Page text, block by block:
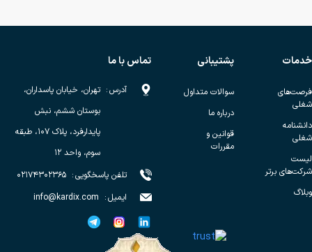
خدمات
فرصت‌های
شغلی
دانشنامه
شغلی
لیست
شرکت‌های برتر
وبلاگ
پشتیبانی
سوالات متداول
درباره ما
قوانین و
مقررات
تماس با ما
آدرس: تهران، خیابان پاسداران،
بوستان ششم، نبش
پایدارفرد، پلاک ۱۰۷، طبقه
سوم، واحد ۱۲
تلفن پاسخگویی: ۰۲۱۷۴۳۰۲۳۶۵
ایمیل:
info@kardix.com